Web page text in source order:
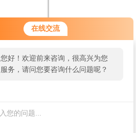
在线交流
您好！欢迎前来咨询，很高兴为您
服务，请问您要咨询什么问题呢？